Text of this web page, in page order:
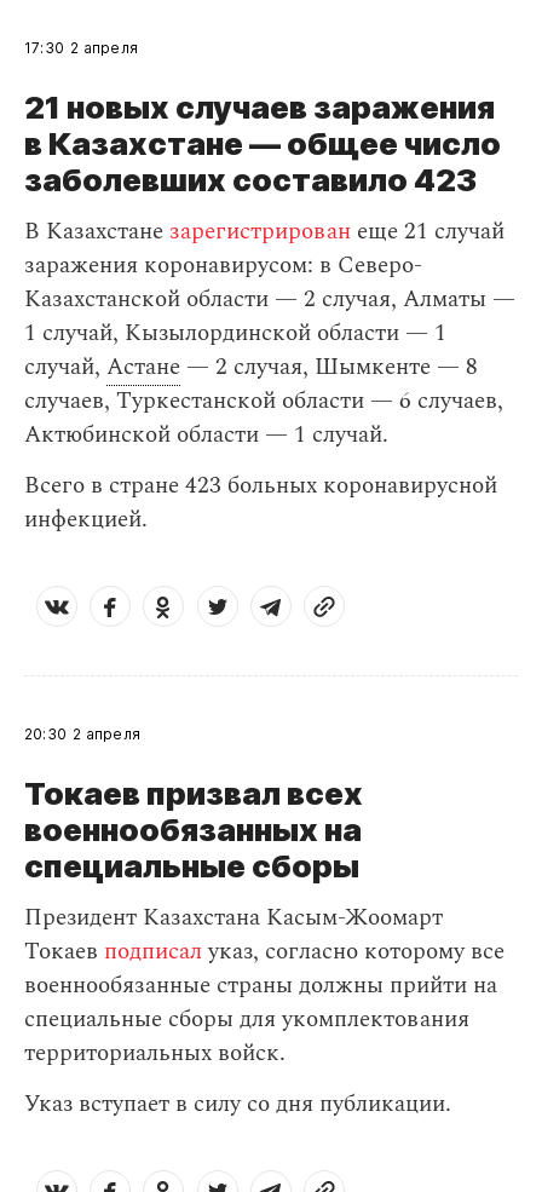
17:30 2 апреля
21 новых случаев заражения
в Казахстане — общее число
заболевших составило 423
В Казахстане зарегистрирован еще 21 случай
заражения коронавирусом: в Северо-
Казахстанской области — 2 случая, Алматы —
1 случай, Кызылординской области — 1
случай, Астане — 2 случая, Шымкенте — 8
случаев, Туркестанской области — 6 случаев,
Актюбинской области — 1 случай.
Всего в стране 423 больных коронавирусной
инфекцией.
20:30 2 апреля
Токаев призвал всех
военнообязанных на
специальные сборы
Президент Казахстана Касым-Жоомарт
Токаев подписалуказ, согласно которому все
военнообязанные страны должны прийти на
специальные сборы для укомплектования
территориальных войск.
Указ вступает в силу со дня публикации.